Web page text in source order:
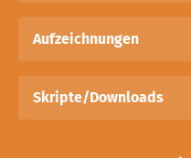
Aufzeichnungen
Skripte/Downloads